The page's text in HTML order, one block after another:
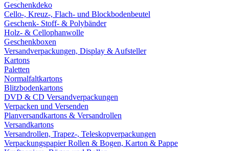
Geschenkdeko
Cello-, Kreuz-, Flach- und Blockbodenbeutel
Geschenk- Stoff- & Polybänder
Holz- & Cellophanwolle
Geschenkboxen
Versandverpackungen, Display & Aufsteller
Kartons
Paletten
Normalfaltkartons
Blitzbodenkartons
DVD & CD Versandverpackungen
Verpacken und Versenden
Planversandkartons & Versandrollen
Versandkartons
Versandrollen, Trapez-, Teleskopverpackungen
Verpackungspapier Rollen & Bogen, Karton & Pappe